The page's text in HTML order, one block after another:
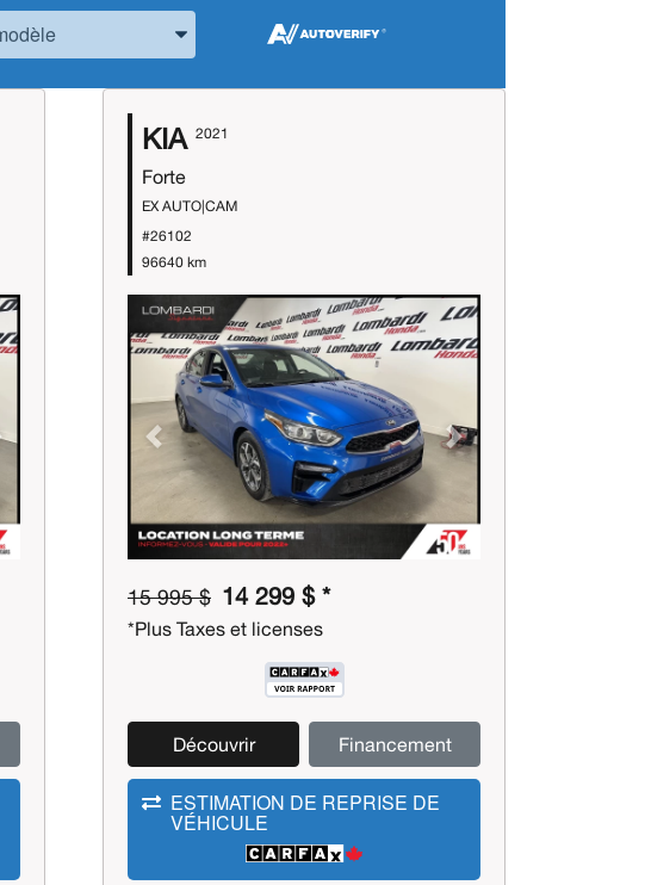
le Modèle
l’Année, la Marque et le Modèle
KIA 2021
Forte
EX AUTO|CAM
#26102
96640 km
Previous Next
15 995 $ 14 299 $ *
*Plus Taxes et licenses
Découvrir Financement
ESTIMATION DE REPRISE DE
VÉHICULE